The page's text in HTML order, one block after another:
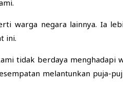
warga negara lainnya. Ia
ini.
tidak berdaya menghadapi
melantunkan puja-